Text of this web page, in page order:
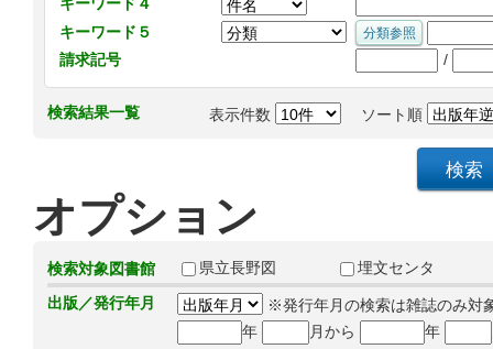
キーワード５
請求記号
/
検索結果一覧 表示件数 ソート順
オプション
検索対象図書館 県立長野図
埋文センタ
出版／発行年月
※発行年月の検索は雑誌のみ対
年
月から 年